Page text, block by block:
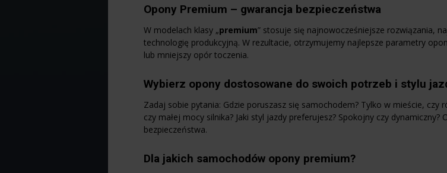
Opony Premium – gwarancja bezpieczeństwa
W modelach klasy „premium” stosuje się najnowocześniejsze rozwiązania,
technologię produkcyjną. W rezultacie, otrzymujemy najlepsze parametry
lub mniejszy opór toczenia.
Wybierz opony dostosowane do swoich potrzeb i stylu
Zadaj sobie pytania: Gdzie poruszasz się samochodem? Tylko w mieście, czy
czy małej mocy silnika? Jaki styl jazdy preferujesz? Spokojny czy
bezpieczeństwa.
Dla jakich samochodów opony premium?